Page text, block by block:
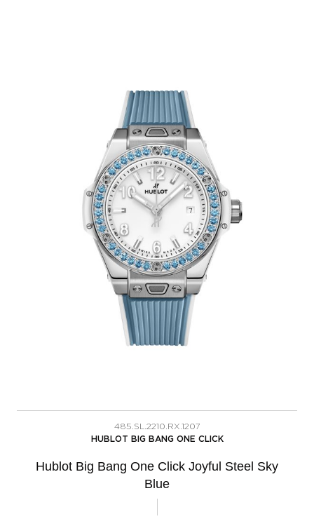
485.SL.2210.RX.1207
HUBLOT BIG BANG ONE CLICK
Hublot Big Bang One Click Joyful Steel Sky
Blue